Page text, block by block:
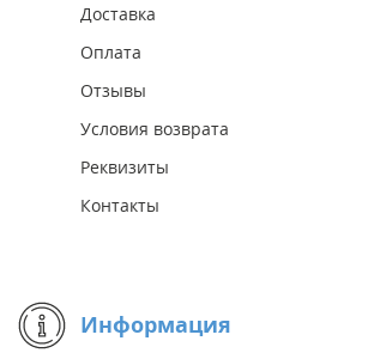
Доставка
Оплата
Отзывы
Условия возврата
Реквизиты
Контакты
Информация